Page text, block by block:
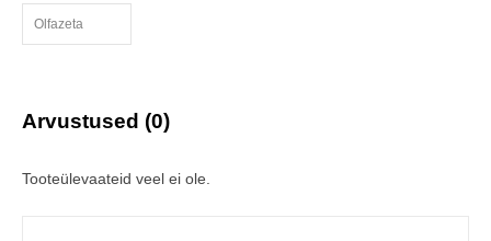
Olfazeta
Arvustused (0)
Tooteülevaateid veel ei ole.